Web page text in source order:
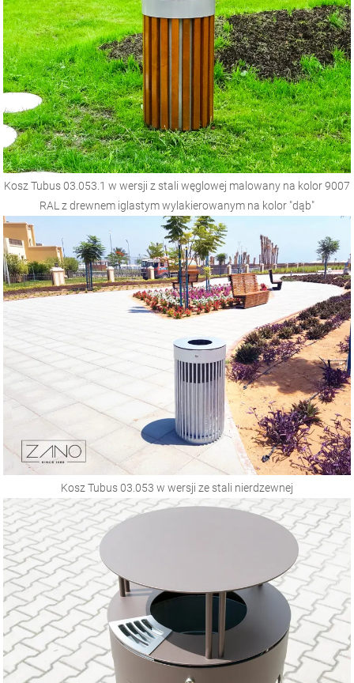
Kosz Tubus 03.053.1 w wersji z stali węglowej malowany na kolor 9007
RAL z drewnem iglastym wylakierowanym na kolor "dąb"
Kosz Tubus 03.053 w wersji ze stali nierdzewnej